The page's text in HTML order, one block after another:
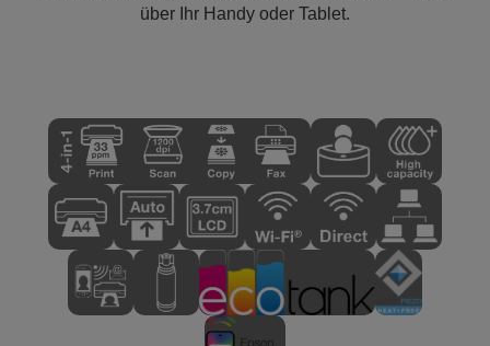
über Ihr Handy oder Tablet.